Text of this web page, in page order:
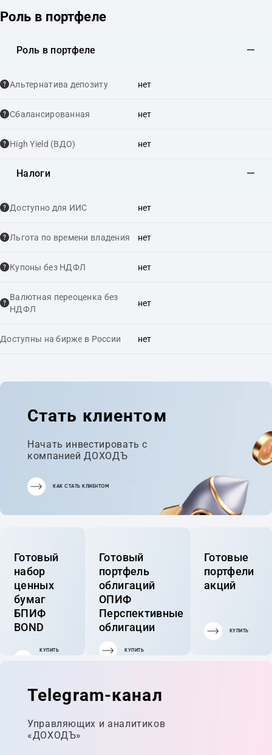
Роль в портфеле
Роль в портфеле
Альтернатива депозиту нет
Сбалансированная нет
High Yield (ВДО) нет
Налоги
Доступно для ИИС нет
Льгота по времени владения нет
Купоны без НДФЛ нет
Валютная переоценка без
НДФЛ
нет
Доступны на бирже в России нет
Стать клиентом
Начать инвестировать с
компанией ДОХОДЪ
КАК СТАТЬ КЛИЕНТОМ
Готовый
набор
ценных
бумаг
БПИФ
BOND
КУПИТЬ
Готовый
портфель
облигаций
ОПИФ
Перспективные
облигации
КУПИТЬ
Готовые
портфели
акций
КУПИТЬ
Telegram-канал
Управляющих и аналитиков
«ДОХОДЪ»